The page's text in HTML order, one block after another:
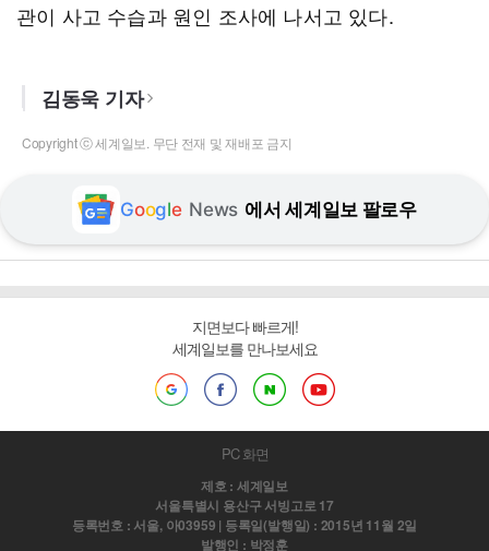
관이 사고 수습과 원인 조사에 나서고 있다.
김동욱 기자
Copyright ⓒ 세계일보. 무단 전재 및 재배포 금지
Google News 에서 세계일보 팔로우
지면보다 빠르게!
세계일보를 만나보세요
PC 화면
제호 : 세계일보
서울특별시 용산구 서빙고로 17
등록번호 : 서울, 아03959 | 등록일(발행일) : 2015년 11월 2일
발행인 : 박정훈